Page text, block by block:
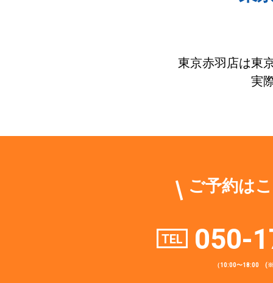
東京赤羽店は東
実
ご予約は
TEL 050-
（10:00〜18:00 (※